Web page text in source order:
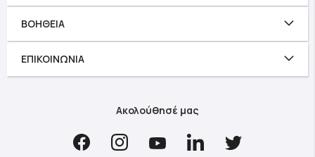
ΒΟΉΘΕΙΑ
ΕΠΙΚΟΙΝΩΝΊΑ
Ακολούθησέ μας